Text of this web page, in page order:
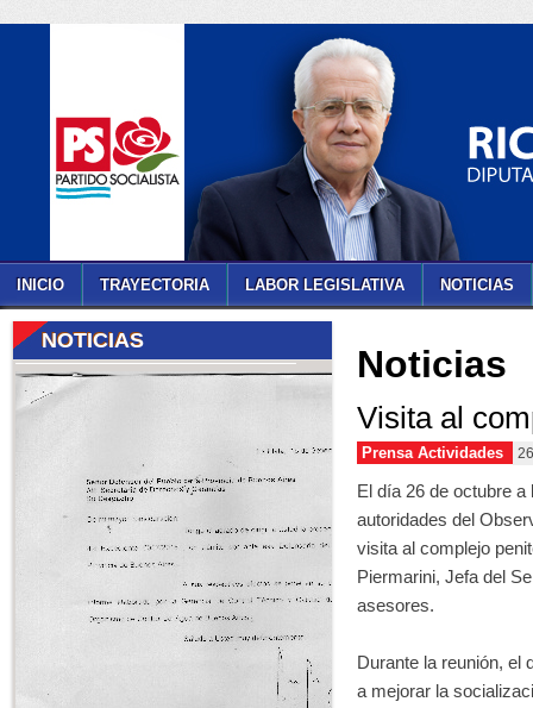
INICIO TRAYECTORIA LABOR LEGISLATIVA NOTICIAS
NOTICIAS
Noticias
Visita al
Prensa Actividades
El día 26 de octubre a
autoridades del
visita al complejo
Piermarini, Jefa del
asesores.
Durante la reunión, el
a mejorar la